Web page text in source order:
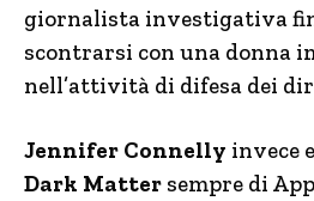
giornalista investigativa
scontrarsi con una donna
nell’attività di difesa dei
Jennifer Connelly invece
Dark Matter sempre di